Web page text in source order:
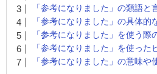
「参考になりました」の類語と
「参考になりました」の具体的
「参考になりました」を使う際
「参考になりました」を使った
「参考になりました」の意味や